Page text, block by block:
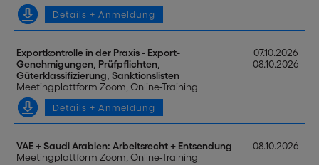
Details + Anmeldung
Exportkontrolle in der Praxis - Export-
Genehmigungen, Prüfpflichten,
Güterklassifizierung, Sanktionslisten
Meetingplattform Zoom, Online-Training
07.10.2026
08.10.2026
Details + Anmeldung
VAE + Saudi Arabien: Arbeitsrecht + Entsendung
Meetingplattform Zoom, Online-Training
08.10.2026